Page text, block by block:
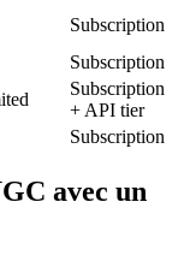
Subscription
Subscription
Subscription
+ API tier
Subscription
avec un